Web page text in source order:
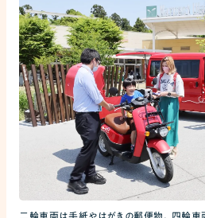
二輪車両は手紙やはがきの郵便物、四輪